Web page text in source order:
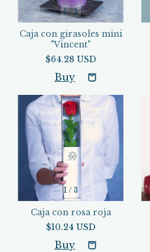
1/3
Caja con girasoles mini
"Vincent"
$64.28 USD
1/ 3
Caja con rosa roja
$10.24 USD